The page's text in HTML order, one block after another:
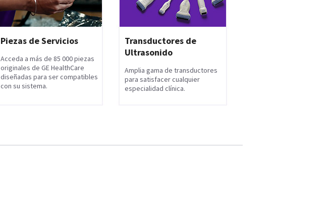
Piezas de Servicios
Acceda a más de 85 000 piezas
originales de GE HealthCare
diseñadas para ser compatibles
con su sistema.
Transductores de
Ultrasonido
Amplia gama de transductores
para satisfacer cualquier
especialidad clínica.